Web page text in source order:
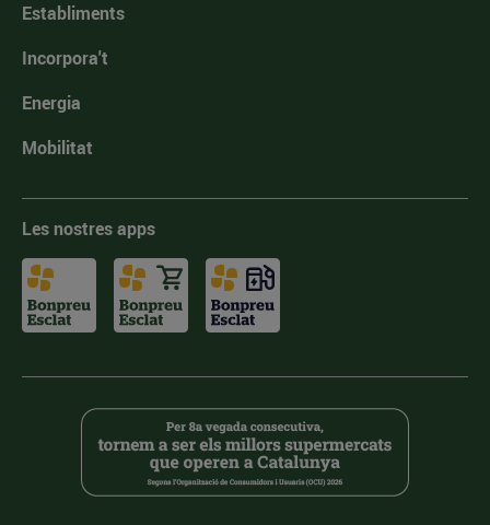
Establiments
Incorpora't
Energia
Mobilitat
Les nostres apps